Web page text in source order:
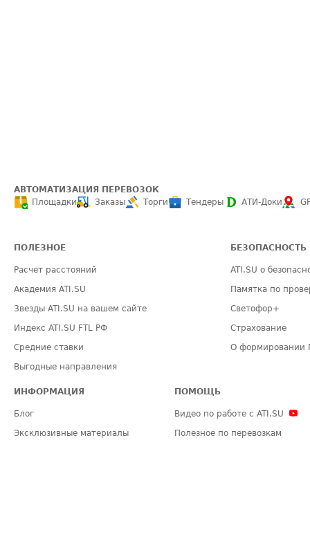
АВТОМАТИЗАЦИЯ ПЕРЕВОЗОК
Площадки
Заказы Торги Тендеры АТИ-Доки
ПОЛЕЗНОЕ
Расчет расстояний
Академия ATI.SU
Звезды ATI.SU на вашем сайте
Индекс ATI.SU FTL РФ
Средние ставки
Выгодные направления
БЕЗОПАСНОСТЬ
ATI.SU о
Памятка по
Светофор+
Страхование
О формировании
ИНФОРМАЦИЯ
Блог
Эксклюзивные материалы
ПОМОЩЬ
Видео по работе с ATI.SU
Полезное по перевозкам